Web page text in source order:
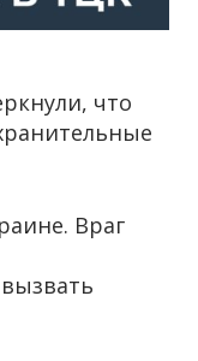
что
Враг